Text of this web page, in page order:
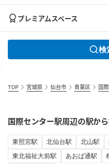
プレミアムスペース
検
TOP 宮城県 仙台市 青葉区 国
国際センター駅周辺の駅か
東照宮駅 北仙台駅 北山駅
東北福祉大前駅
あおば通駅